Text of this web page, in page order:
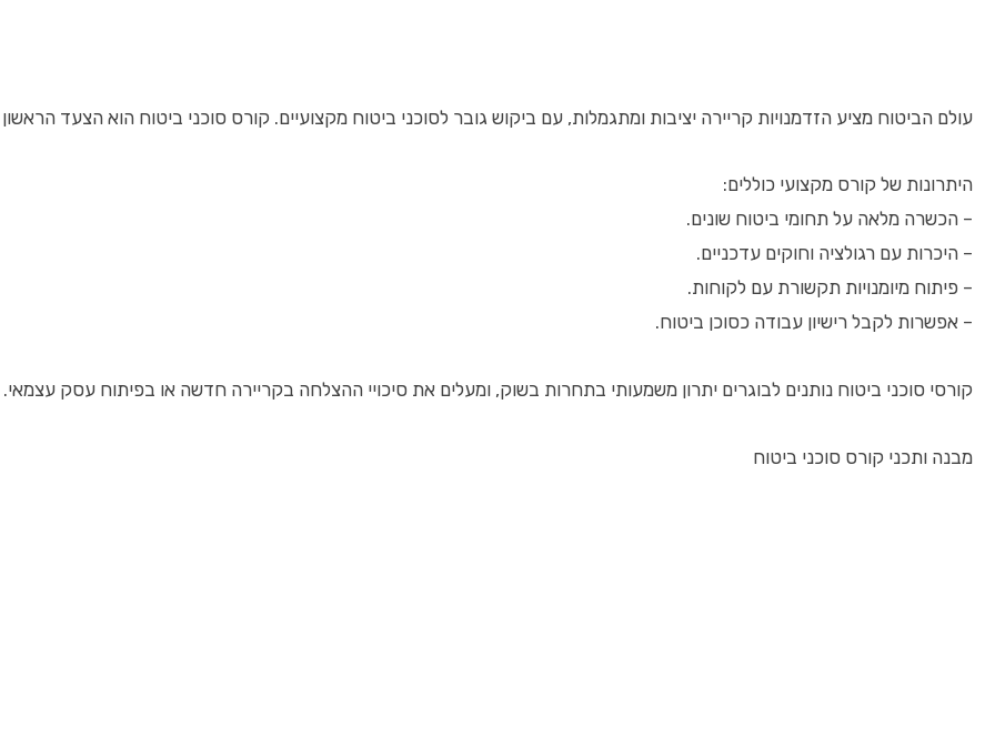
עולם הביטוח מציע הזדמנויות קריירה יציבות ומתגמלות, עם ביקוש גובר לסוכני ביטוח מקצועיים. קורס סוכני ביטוח הוא הצעד
היתרונות של קורס מקצועי כוללים:
– הכשרה מלאה על תחומי ביטוח שונים.
– היכרות עם רגולציה וחוקים עדכניים.
– פיתוח מיומנויות תקשורת עם לקוחות.
– אפשרות לקבל רישיון עבודה כסוכן ביטוח.
קורסי סוכני ביטוח נותנים לבוגרים יתרון משמעותי בתחרות בשוק, ומעלים את סיכויי ההצלחה בקריירה חדשה או בפיתוח עסק עצמאי.
מבנה ותכני קורס סוכני ביטוח